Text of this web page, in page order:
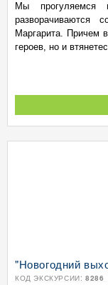
Мы
разворачиваются
Маргарита. Причем
героев, но и
"Новогодний
КОД ЭКСКУРСИИ: 8286